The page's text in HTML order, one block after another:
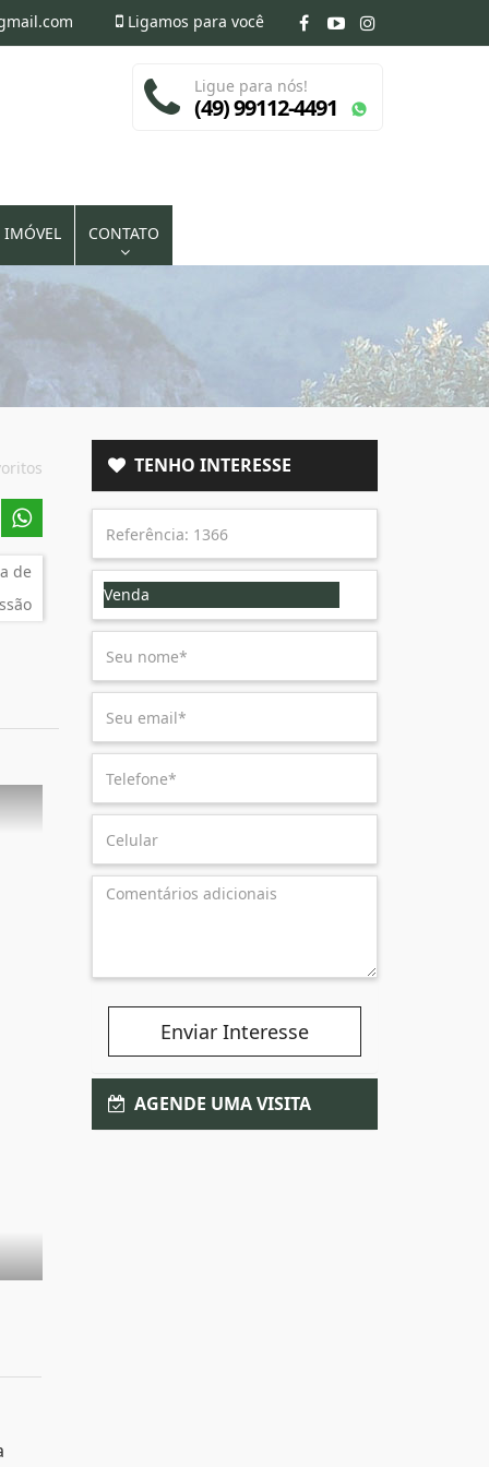
Ligamos para você
IMÓVEL CONTATO
Ligue para nós!
(49) 99112-4491
de
TENHO INTERESSE
Venda
Enviar Interesse
AGENDE UMA VISITA